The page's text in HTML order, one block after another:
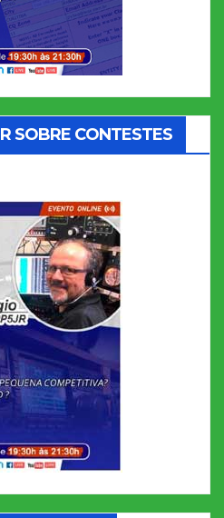
SOBRE CONTESTES